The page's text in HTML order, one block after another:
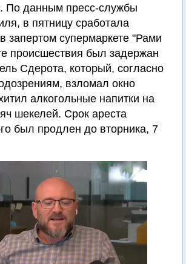
По данным пресс-службы
в пятницу сработала
запертом супермаркете "Рами
происшествия был задержан
Сдерота, который, согласно
взломал окно
алкогольные напитки на
шекелей. Срок ареста
был продлен до вторника, 7